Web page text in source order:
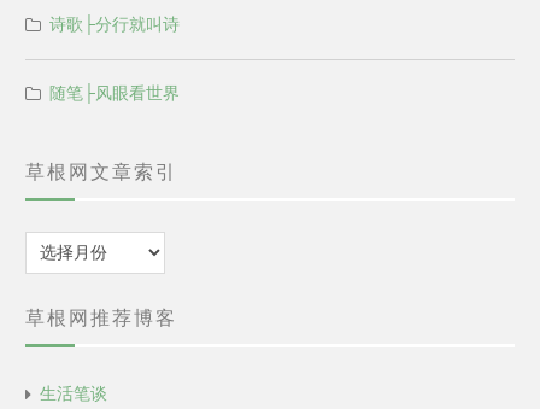
诗歌├分行就叫诗
随笔├风眼看世界
草根网文章索引
归
档
草根网推荐博客
生活笔谈